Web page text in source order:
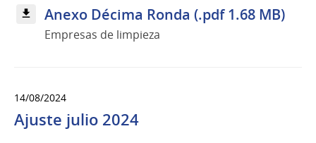
Anexo Décima Ronda (.pdf 1.68 MB)
Empresas de limpieza
14/08/2024
Ajuste julio 2024